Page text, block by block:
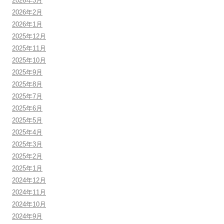
2026年2月
2026年1月
2025年12月
2025年11月
2025年10月
2025年9月
2025年8月
2025年7月
2025年6月
2025年5月
2025年4月
2025年3月
2025年2月
2025年1月
2024年12月
2024年11月
2024年10月
2024年9月